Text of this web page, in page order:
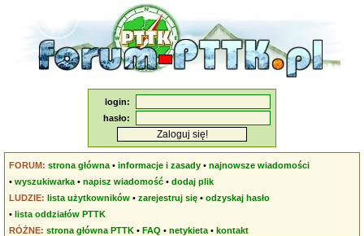
login:
hasło:
FORUM: strona główna •informacje i zasady •najnowsze wiadomości
•wyszukiwarka •napisz wiadomość •dodaj plik
LUDZIE: lista użytkowników •zarejestruj się •odzyskaj hasło
•lista oddziałów PTTK
RÓŻNE: strona główna PTTK •FAQ •netykieta •kontakt